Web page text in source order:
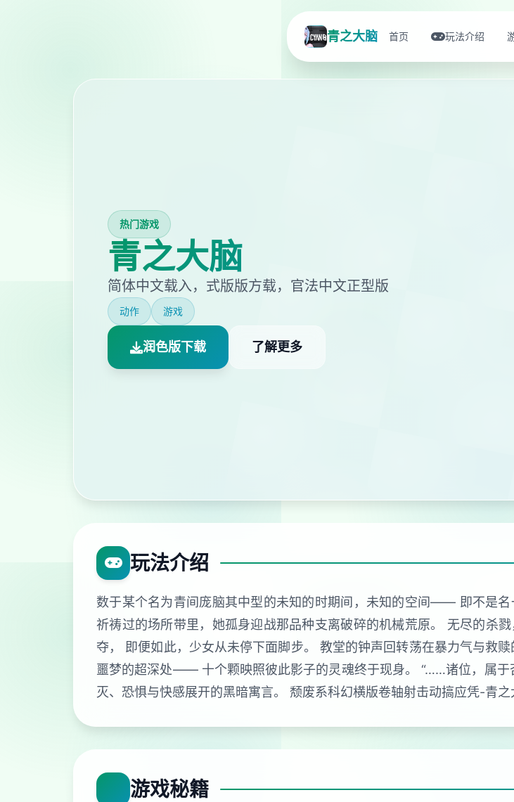
青之大脑 首页 玩法介绍
热门游戏
青之大脑
简体中文载入，式版版方载，官法中文正型版
动作 游戏
润色版下载 了解更多
玩法介绍
数于某个名为青间庞脑其中型的未知的时期间，未知的空间—— 即不是
祈祷过的场所带里，她孤身迎战那品种支离破碎的机械荒原。 无尽的
夺， 即便如此，少女从未停下面脚步。 教堂的钟声回转荡在暴力气与救
噩梦的超深处—— 十个颗映照彼此影子的灵魂终于现身。 “……诸位，属于
灭、恐惧与快感展开的黑暗寓言。 颓废系科幻横版卷轴射击动搞应凭-青
游戏秘籍